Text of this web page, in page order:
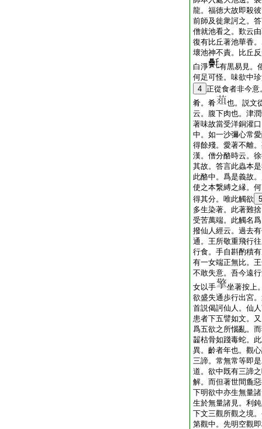
龍。福徳大故即殺
前師及徙衆訶之。
僧就池看之。歎云
復有比丘著池華香
壞池神不責。比丘
白淨
有黒易見。
何足可怪。味欲中
4 正從食者非今
肴。肴
也。説文
云。腹下肉也。津
著味故當受洋銅灌
中。如一沙彌心常
得餘殘。愛著不離
漢。僧分酪時云。
其故。答言此蟲本
此酪中。爲是義故
使之本繋縛之縁。
得其分。唯此觸欲 5
多生染著。此著難
受苦萬端。此觸名
撥仙人經云。過去
通。王所敬重飛行
行食。手自斟酌積
有一女端正無比。
不敢失意。吾今遠
女以手
坐著按上
欲盛失通歩行出宮
首説偈訶仙人。仙
患者下五譬如文。
爲五欲之所惱亂。
齧枯骨如踐毒蛇。
異。齡者年也。觀
三諦。常無常等即
道。欲中既有三諦
解。而但著世間麁
下明欲中亦生無量
生於無量諸見。利
下文三觀所觀之境
第觀中。先明空觀